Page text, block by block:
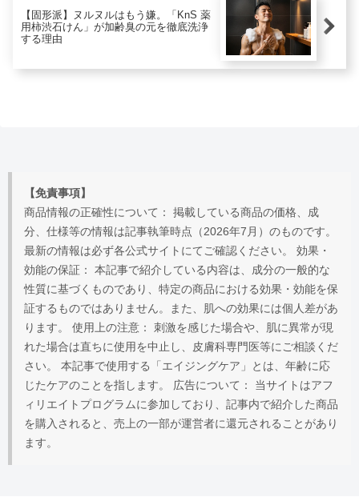
【固形派】ヌルヌルはもう嫌。「KnS 薬
用柿渋石けん」が加齢臭の元を徹底洗浄
する理由
【免責事項】
商品情報の正確性について： 掲載している商品の価格、成
分、仕様等の情報は記事執筆時点（2026年7月）のものです。
最新の情報は必ず各公式サイトにてご確認ください。 効果・
効能の保証： 本記事で紹介している内容は、成分の一般的な
性質に基づくものであり、特定の商品における効果・効能を保
証するものではありません。また、肌への効果には個人差があ
ります。 使用上の注意： 刺激を感じた場合や、肌に異常が現
れた場合は直ちに使用を中止し、皮膚科専門医等にご相談くだ
さい。 本記事で使用する「エイジングケア」とは、年齢に応
じたケアのことを指します。 広告について： 当サイトはアフ
ィリエイトプログラムに参加しており、記事内で紹介した商品
を購入されると、売上の一部が運営者に還元されることがあり
ます。